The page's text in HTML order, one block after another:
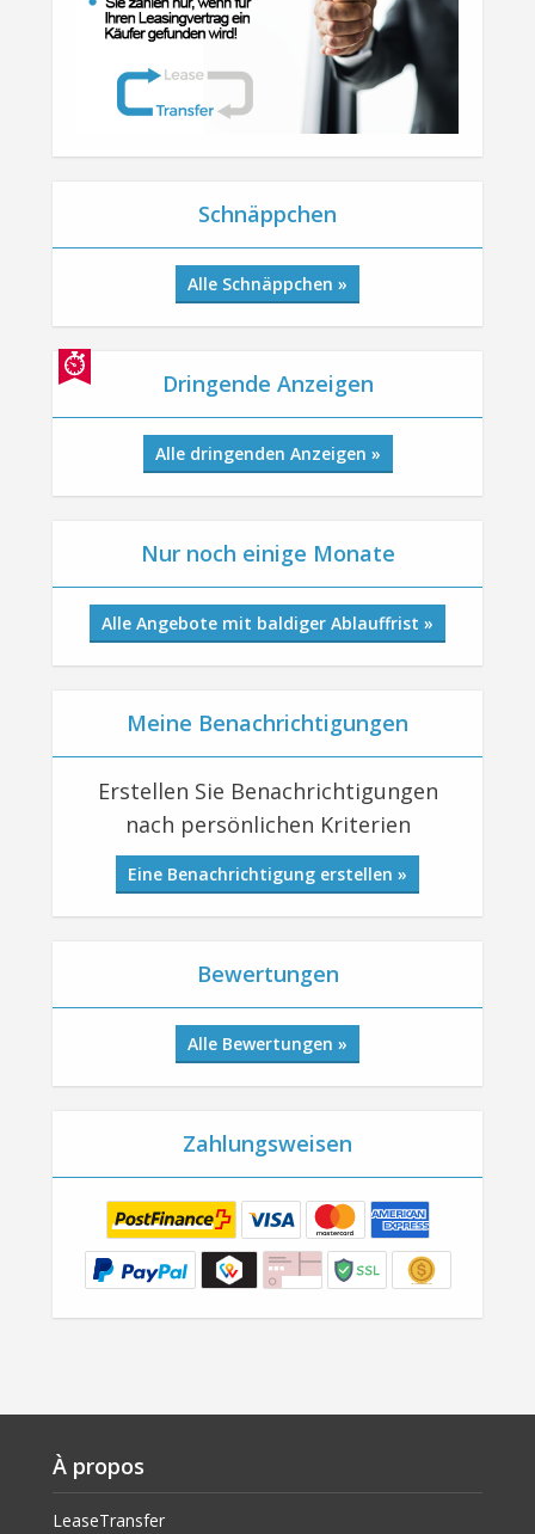
Schnäppchen
Alle Schnäppchen »
Dringende Anzeigen
Alle dringenden Anzeigen »
Nur noch einige Monate
Alle Angebote mit baldiger Ablauffrist »
Meine Benachrichtigungen
Erstellen Sie Benachrichtigungen
nach persönlichen Kriterien
Eine Benachrichtigung erstellen »
Bewertungen
Alle Bewertungen »
Zahlungsweisen
À propos
LeaseTransfer